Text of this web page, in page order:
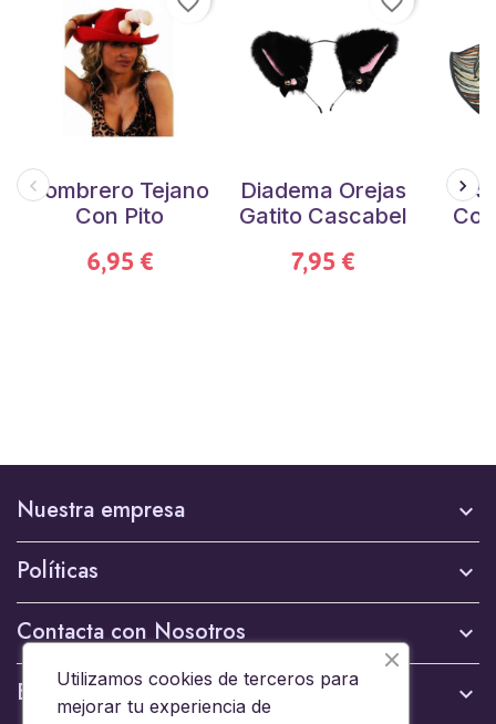
Sombrero Tejano
Con Pito
6,95 €
Diadema Orejas
Gatito Cascabel
7,95 €
Nuestra empresa 
Políticas 
Contacta con Nosotros 
Boletín 
Utilizamos cookies de terceros para
mejorar tu experiencia de